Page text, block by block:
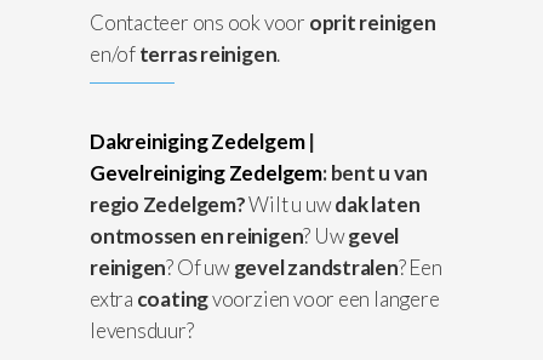
Contacteer ons ook voor oprit reinigen
en/ofterras reinigen.
Dakreiniging Zedelgem|
Gevelreiniging Zedelgem: bent u van
regio Zedelgem?Wilt u uwdak laten
ontmossen en reinigen? Uwgevel
reinigen? Of uwgevel zandstralen? Een
extra coatingvoorzien voor een langere
levensduur?